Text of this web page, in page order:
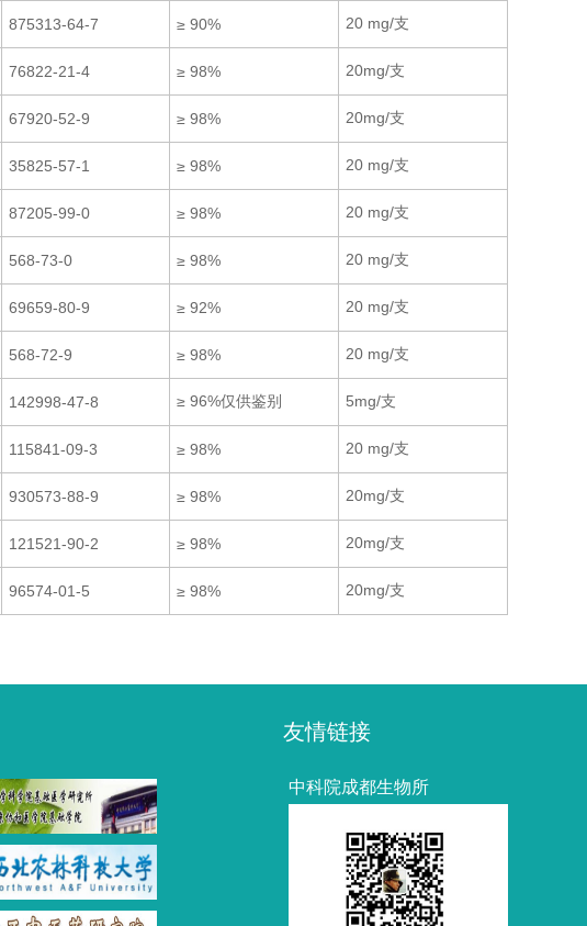
875313-64-7 ≥ 90% 20 mg/支
76822-21-4 ≥ 98% 20mg/支
67920-52-9 ≥ 98% 20mg/支
35825-57-1 ≥ 98% 20 mg/支
87205-99-0 ≥ 98% 20 mg/支
568-73-0 ≥ 98% 20 mg/支
69659-80-9 ≥ 92% 20 mg/支
568-72-9 ≥ 98% 20 mg/支
142998-47-8 ≥ 96%仅供鉴别 5mg/支
115841-09-3 ≥ 98% 20 mg/支
930573-88-9 ≥ 98% 20mg/支
121521-90-2 ≥ 98% 20mg/支
96574-01-5 ≥ 98% 20mg/支
友情链接
中科院成都生物所